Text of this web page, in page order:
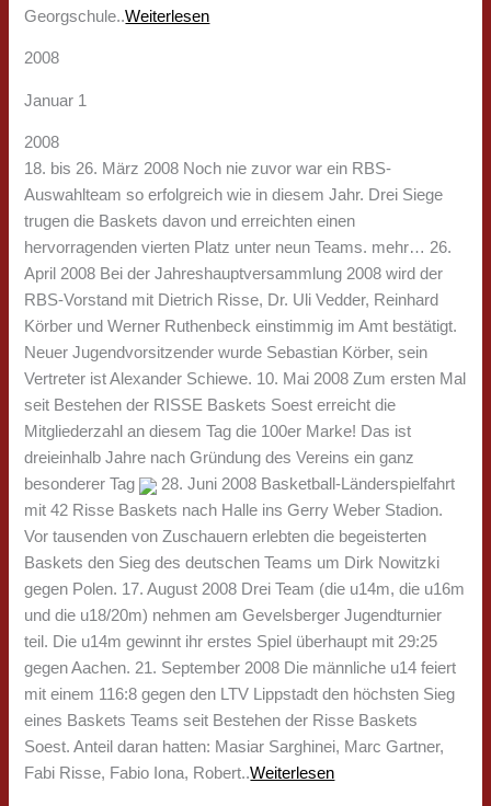
Georgschule..Weiterlesen
2008
Januar 1
2008
18. bis 26. März 2008 Noch nie zuvor war ein RBS-
Auswahlteam so erfolgreich wie in diesem Jahr. Drei Siege
trugen die Baskets davon und erreichten einen
hervorragenden vierten Platz unter neun Teams. mehr… 26.
April 2008 Bei der Jahreshauptversammlung 2008 wird der
RBS-Vorstand mit Dietrich Risse, Dr. Uli Vedder, Reinhard
Körber und Werner Ruthenbeck einstimmig im Amt bestätigt.
Neuer Jugendvorsitzender wurde Sebastian Körber, sein
Vertreter ist Alexander Schiewe. 10. Mai 2008 Zum ersten Mal
seit Bestehen der RISSE Baskets Soest erreicht die
Mitgliederzahl an diesem Tag die 100er Marke! Das ist
dreieinhalb Jahre nach Gründung des Vereins ein ganz
besonderer Tag
28. Juni 2008 Basketball-Länderspielfahrt
mit 42 Risse Baskets nach Halle ins Gerry Weber Stadion.
Vor tausenden von Zuschauern erlebten die begeisterten
Baskets den Sieg des deutschen Teams um Dirk Nowitzki
gegen Polen. 17. August 2008 Drei Team (die u14m, die u16m
und die u18/20m) nehmen am Gevelsberger Jugendturnier
teil. Die u14m gewinnt ihr erstes Spiel überhaupt mit 29:25
gegen Aachen. 21. September 2008 Die männliche u14 feiert
mit einem 116:8 gegen den LTV Lippstadt den höchsten Sieg
eines Baskets Teams seit Bestehen der Risse Baskets
Soest. Anteil daran hatten: Masiar Sarghinei, Marc Gartner,
Fabi Risse, Fabio Iona, Robert..Weiterlesen